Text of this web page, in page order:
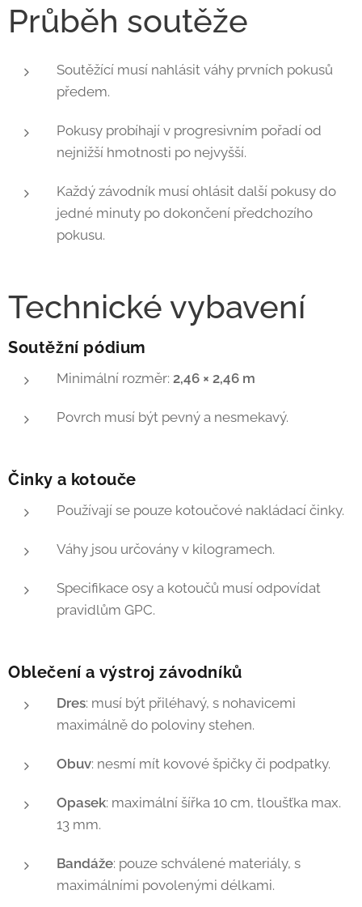
Průběh soutěže
Soutěžící musí nahlásit váhy prvních pokusů
předem.
Pokusy probíhají v progresivním pořadí od
nejnižší hmotnosti po nejvyšší.
Každý závodník musí ohlásit další pokusy do
jedné minuty po dokončení předchozího
pokusu.
Technické vybavení
Soutěžní pódium
Minimální rozměr: 2,46 × 2,46 m
Povrch musí být pevný a nesmekavý.
Činky a kotouče
Používají se pouze kotoučové nakládací činky.
Váhy jsou určovány v kilogramech.
Specifikace osy a kotoučů musí odpovídat
pravidlům GPC.
Oblečení a výstroj závodníků
Dres: musí být přiléhavý, s nohavicemi
maximálně do poloviny stehen.
Obuv: nesmí mít kovové špičky či podpatky.
Opasek: maximální šířka 10 cm, tloušťka max.
13 mm.
Bandáže: pouze schválené materiály, s
maximálními povolenými délkami.